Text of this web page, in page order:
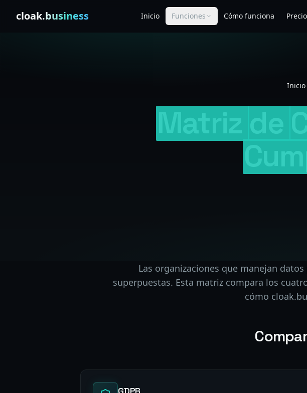
cloak.business Inicio Funciones Cómo funciona
Inicio
Las organizaciones que manejan
superpuestas. Esta matriz compara los
cómo
GDPR